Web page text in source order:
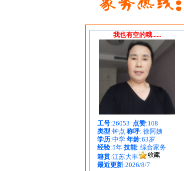
我也有空的哦......
工号:26053 点赞:108
类型:钟点 称呼: 徐阿姨
学历:中学 年龄:63岁
经验:5年 技能: 综合家务
籍贯:江苏大丰
最近更新:2026/8/7